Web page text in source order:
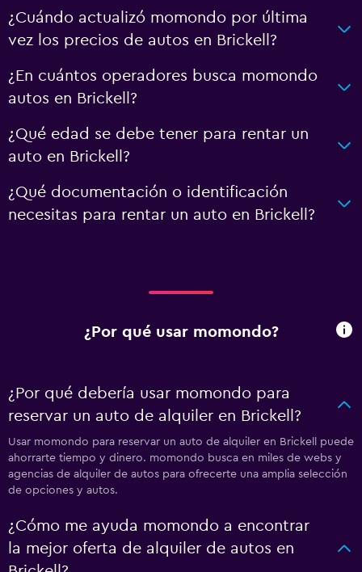
¿Cuándo actualizó momondo por última
vez los precios de autos en Brickell?
¿En cuántos operadores busca momondo
autos en Brickell?
¿Qué edad se debe tener para rentar un
auto en Brickell?
¿Qué documentación o identificación
necesitas para rentar un auto en Brickell?
¿Por qué usar momondo?
¿Por qué debería usar momondo para
reservar un auto de alquiler en Brickell?
Usar momondo para reservar un auto de alquiler en Brickell puede
ahorrarte tiempo y dinero. momondo busca en miles de webs y
agencias de alquiler de autos para ofrecerte una amplia selección
de opciones y autos.
¿Cómo me ayuda momondo a encontrar
la mejor oferta de alquiler de autos en